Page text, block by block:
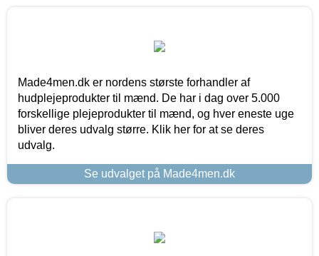
Made4men.dk er nordens største forhandler af
hudplejeprodukter til mænd. De har i dag over 5.000
forskellige plejeprodukter til mænd, og hver eneste uge
bliver deres udvalg større. Klik her for at se deres
udvalg.
Se udvalget på Made4men.dk